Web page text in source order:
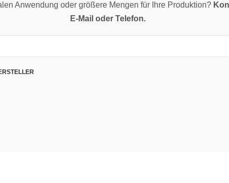
Anwendung oder größere Mengen für Ihre Produktion?
E-Mail oder Telefon.